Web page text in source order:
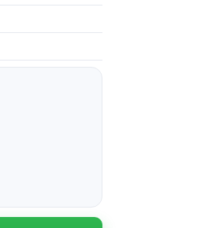
R$ 459,92